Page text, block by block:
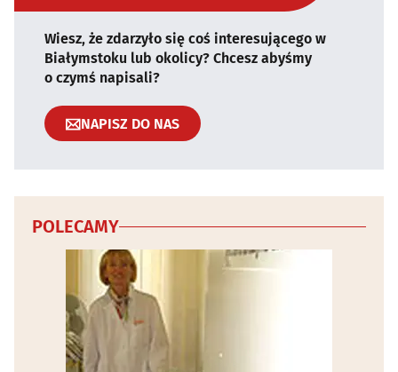
Wiesz, że zdarzyło się coś interesującego w
Białymstoku lub okolicy? Chcesz abyśmy
o czymś napisali?
NAPISZ DO NAS
POLECAMY